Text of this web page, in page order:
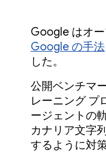
Google はオー
Google の手法
した。
公開ベンチマ
レーニング プ
ージェントの
カナリア文字
するように対